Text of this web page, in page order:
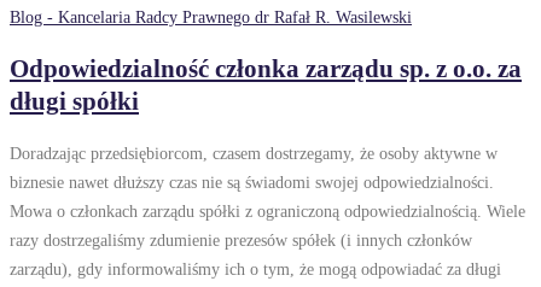
Blog - Kancelaria Radcy Prawnego dr Rafał R. Wasilewski
Odpowiedzialność członka zarządu sp. z o.o. za
długi spółki
Doradzając przedsiębiorcom, czasem dostrzegamy, że osoby aktywne w
biznesie nawet dłuższy czas nie są świadomi swojej odpowiedzialności.
Mowa o członkach zarządu spółki z ograniczoną odpowiedzialnością. Wiele
razy dostrzegaliśmy zdumienie prezesów spółek (i innych członków
zarządu), gdy informowaliśmy ich o tym, że mogą odpowiadać za długi